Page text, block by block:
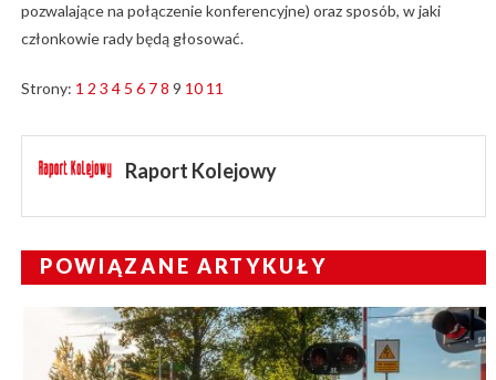
pozwalające na połączenie konferencyjne) oraz sposób, w jaki
członkowie rady będą głosować.
Strony: 1 2 3 4 5 6 78 9 10 11
Raport Kolejowy
POWIĄZANE ARTYKUŁY